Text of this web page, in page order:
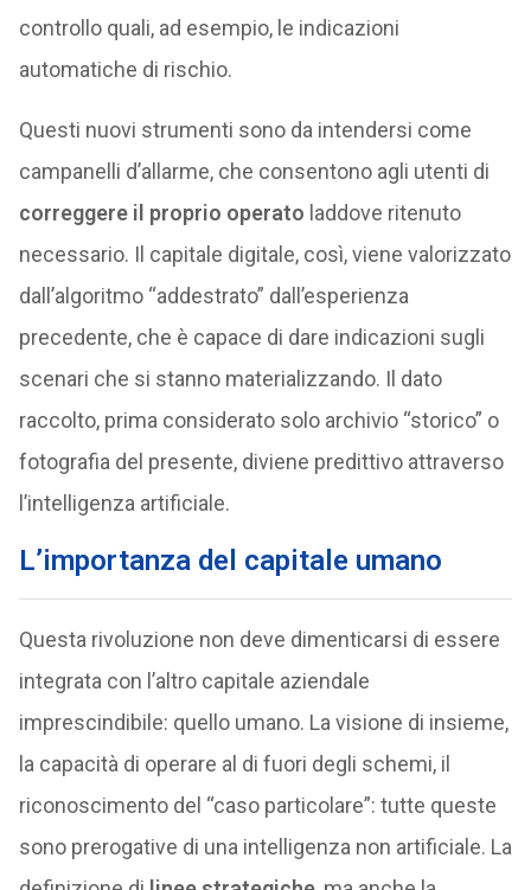
controllo quali, ad esempio, le indicazioni
automatiche di rischio.
Questi nuovi strumenti sono da intendersi come
campanelli d’allarme, che consentono agli utenti di
correggere il proprio operato laddove ritenuto
necessario. Il capitale digitale, così, viene valorizzato
dall’algoritmo “addestrato” dall’esperienza
precedente, che è capace di dare indicazioni sugli
scenari che si stanno materializzando. Il dato
raccolto, prima considerato solo archivio “storico” o
fotografia del presente, diviene predittivo attraverso
l’intelligenza artificiale.
L’importanza del capitale umano
Questa rivoluzione non deve dimenticarsi di essere
integrata con l’altro capitale aziendale
imprescindibile: quello umano. La visione di insieme,
la capacità di operare al di fuori degli schemi, il
riconoscimento del “caso particolare”: tutte queste
sono prerogative di una intelligenza non artificiale. La